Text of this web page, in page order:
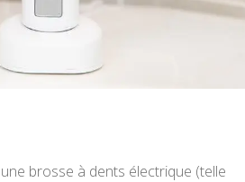
une brosse à dents électrique (telle